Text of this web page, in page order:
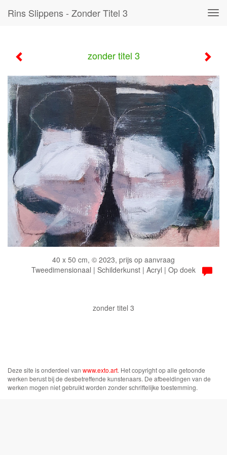
Rins Slippens - Zonder Titel 3
zonder titel 3
40 x 50 cm, © 2023, prijs op aanvraag
Tweedimensionaal | Schilderkunst | Acryl | Op doek
zonder titel 3
Deze site is onderdeel van www.exto.art. Het copyright op alle getoonde
werken berust bij de desbetreffende kunstenaars. De afbeeldingen van de
werken mogen niet gebruikt worden zonder schriftelijke toestemming.